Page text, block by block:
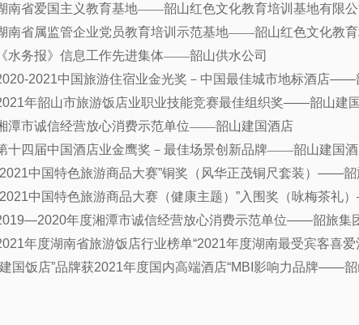
南省爱国主义教育基地——韶山红色文化教育培训基地有限公
南省属监管企业党员教育培训示范基地——韶山红色文化教育
水务报》信息工作先进集体——韶山供水公司
2021中国旅游住宿业金光奖－中国最佳城市地标酒店——
年韶山市旅游饭店业职业技能竞赛最佳组织奖——韶山建
潭市诚信经营放心消费示范单位——韶山建国酒店
十四届中国酒店业金鹰奖－最佳场景创新品牌——韶山建国
中国特色旅游商品大赛”铜奖（风华正茂铜尺套装）——韶
中国特色旅游商品大赛（健康主题）”入围奖（咏梅茶礼
年度湘潭市诚信经营放心消费示范单位——韶旅集
年度湖南省旅游饭店行业榜单“2021年度湖南最受宾客喜
建国饭店”品牌获2021年度国内高端酒店“MBI影响力品牌——